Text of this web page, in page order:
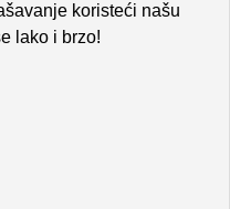
koristeći našu
lako i brzo!